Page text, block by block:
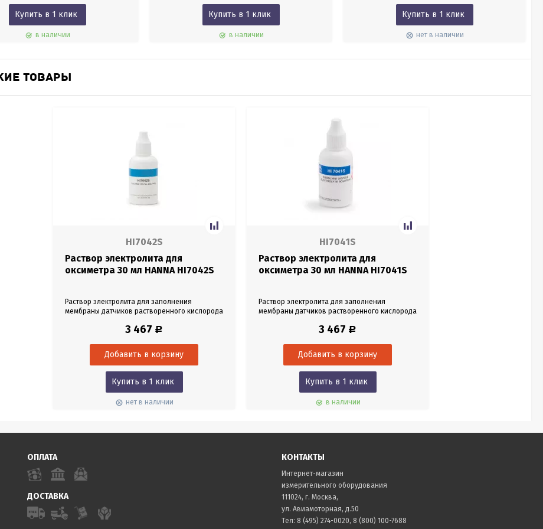
Купить в 1 клик
в наличии
Купить в 1 клик
в наличии
Купить в 1 клик
нет в наличии
ТОВАРЫ
HI7042S
Раствор электролита для
оксиметра 30 мл HANNA HI7042S
Раствор электролита для заполнения
мембраны датчиков растворенного кислорода
HI9147. Объем 30 мл.3 467 Р
Купить в 1 клик
нет в наличии
HI7041S
Раствор электролита для
оксиметра 30 мл HANNA HI7041S
Раствор электролита для заполнения
мембраны датчиков растворенного кислорода
HI9143, HI9146. Объем 30 мл.
3 467 Р
Купить в 1 клик
в наличии
ОПЛАТА
ДОСТАВКА
КОНТАКТЫ
Интернет-магазин
измерительного оборудования
111024, г. Москва,
ул. Авиамоторная, д.50
Тел: 8 (495) 274-0020, 8 (800) 100-7688